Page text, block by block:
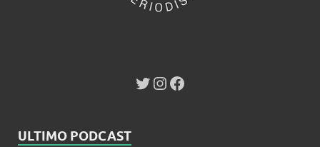
ULTIMO PODCAST